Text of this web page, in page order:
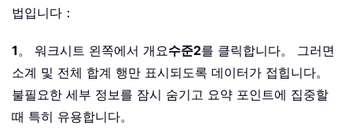
법입니다：
1。 워크시트 왼쪽에서 개요수준2를 클릭합니다。 그러면
소계 및 전체 합계 행만 표시되도록 데이터가 접힙니다。
불필요한 세부 정보를 잠시 숨기고 요약 포인트에 집중할
때 특히 유용합니다。